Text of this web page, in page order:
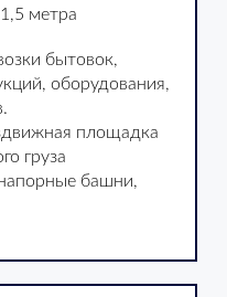
метра
бытовок,
оборудования,
площадка
груза
башни,